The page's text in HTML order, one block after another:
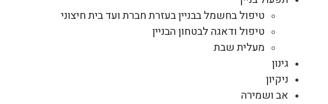
טיפול בחשמל בבניין בעזרת חברת ועד בית חיצוני
טיפול ודאגה לבטחון הבניין
מעלית שבת
גינון
ניקיון
אב ושמירה